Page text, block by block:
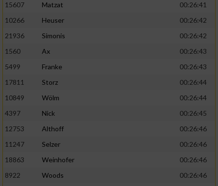
15607
Matzat
00:26:41
10266
Heuser
00:26:42
21936
Simonis
00:26:42
1560
Ax
00:26:43
5499
Franke
00:26:43
17811
Storz
00:26:44
10849
Wölm
00:26:44
4397
Nick
00:26:45
12753
Althoff
00:26:46
11247
Selzer
00:26:46
18863
Weinhofer
00:26:46
8922
Woods
00:26:46